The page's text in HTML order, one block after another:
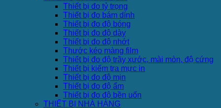
Thiết bị đo tỷ trọng
Thiết bị đo bám dính
Thiết bị đo độ bóng
Thiết bị đo độ dày
Thiết bị đo độ nhớt
Thước kéo màng film
Thiết bị đo độ trầy xước, mài mòn, độ cứng
Thiết bị kiểm tra mực in
Thiết bị đo độ mịn
Thiết bị đo độ ẩm
Thiết bị đo độ bền uốn
THIẾT BỊ NHÀ HÀNG